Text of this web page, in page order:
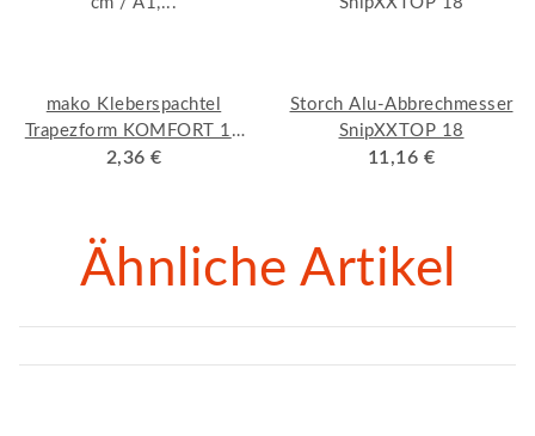
mako Kleberspachtel
Trapezform KOMFORT 18
cm / A1, Qualitäts-
2,36 €
Storch Alu-Abbrechmesser
SnipXXTOP 18
11,16 €
Ähnliche Artikel